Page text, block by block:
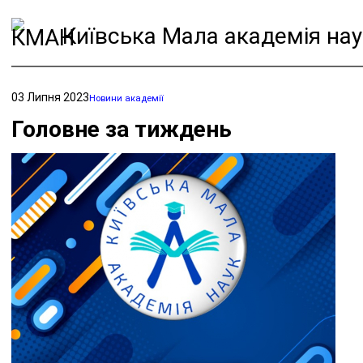
Київська Мала академія
03 Липня 2023Новини академії
Головне за тиждень